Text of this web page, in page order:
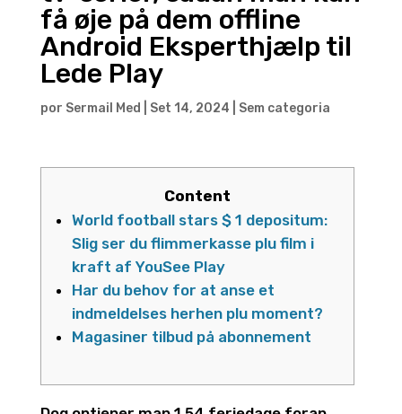
få øje på dem offline
Android Eksperthjælp til
Lede Play
por Sermail Med Set 14, 2024 Sem categoria
Content
World football stars $ 1 depositum:
Slig ser du flimmerkasse plu film i
kraft af YouSee Play
Har du behov for at anse et
indmeldelses herhen plu moment?
Magasiner tilbud på abonnement